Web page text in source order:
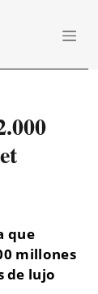
que
millones
de lujo